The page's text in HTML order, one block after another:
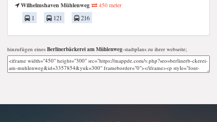
Wilhelmshaven Mühlenweg
450 meter
1 121 216
hinzufügen eines Berlinerbäckerei am Mühlenweg-stadtplans zu ihrer webseite;